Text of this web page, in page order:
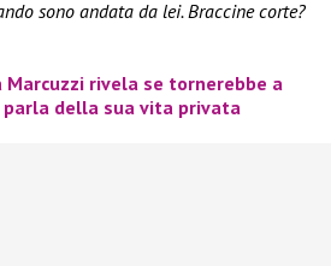
sono andata da lei. Braccine corte?
Marcuzzi rivela se tornerebbe a
parla della sua vita privata